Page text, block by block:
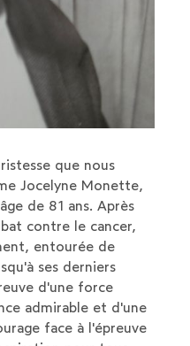
que nous
Jocelyne Monette,
de 81 ans. Après
contre le cancer,
entourée de
ses derniers
d'une force
admirable et d'une
face à l'épreuve